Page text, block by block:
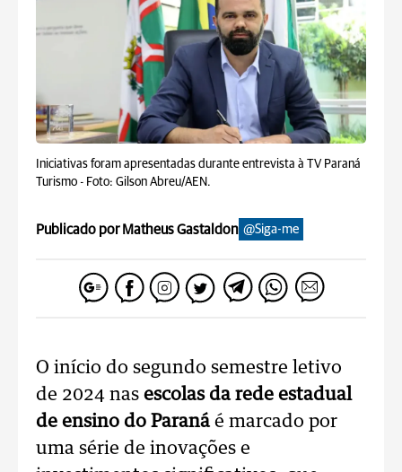
Iniciativas foram apresentadas durante entrevista à TV Paraná
Turismo - Foto: Gilson Abreu/AEN.
Publicado por Matheus Gastaldon @Siga-me
O início do segundo semestre letivo
de 2024 nas escolas da rede estadual
de ensino do Paranáé marcado por
uma série de inovações e